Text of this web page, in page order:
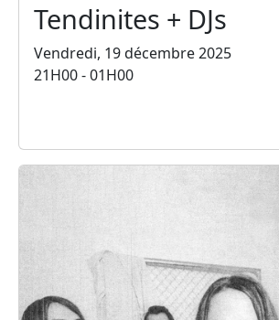
Tendinites + DJs
Vendredi, 19 décembre 2025
21H00 - 01H00